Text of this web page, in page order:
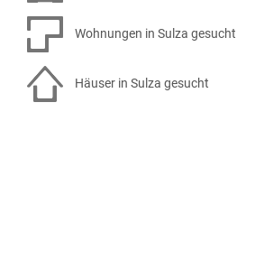
Wohnungen in Sulza gesucht
Häuser in Sulza gesucht